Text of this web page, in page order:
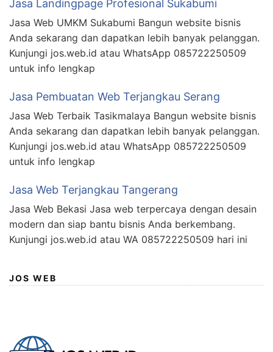
Jasa Landingpage Profesional Sukabumi
Jasa Web UMKM Sukabumi Bangun website bisnis
Anda sekarang dan dapatkan lebih banyak pelanggan.
Kunjungi jos.web.id atau WhatsApp 085722250509
untuk info lengkap
Jasa Pembuatan Web Terjangkau Serang
Jasa Web Terbaik Tasikmalaya Bangun website bisnis
Anda sekarang dan dapatkan lebih banyak pelanggan.
Kunjungi jos.web.id atau WhatsApp 085722250509
untuk info lengkap
Jasa Web Terjangkau Tangerang
Jasa Web Bekasi Jasa web terpercaya dengan desain
modern dan siap bantu bisnis Anda berkembang.
Kunjungi jos.web.id atau WA 085722250509 hari ini
JOS WEB